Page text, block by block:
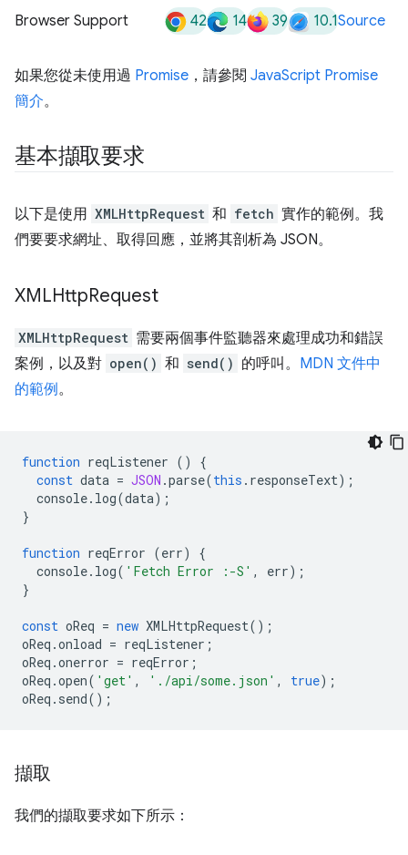
Browser Support 42 14 39 10.1Source
如果您從未使用過 Promise ，請參閱 JavaScript Promise
簡介。
基本擷取要求
以下是使用 XMLHttpRequest 和 fetch 實作的範例。我
們要要求網址、取得回應，並將其剖析為 JSON。
XMLHttpRequest
XMLHttpRequest 需要兩個事件監聽器來處理成功和錯誤
案例，以及對 open() 和 send() 的呼叫。 MDN 文件中
的範例。
function reqListener ()
{
const data = JSON .parse(this . responseText);
console. log(data);
}
function reqError (err)
{
console. log( 'Fetch Error :-S' , err);
}
const oReq = new XMLHttpRequest();
oReq .onload = reqListener ;
oReq .onerror = reqError ;
oReq .open( 'get' , './api/some.json' , true);
oReq . send();
擷取
我們的擷取要求如下所示：